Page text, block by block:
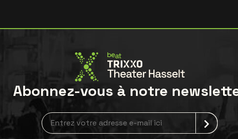
Abonnez-vous à notre
Inscription à la newsletter